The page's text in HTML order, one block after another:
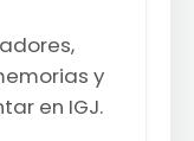
y
en IGJ.